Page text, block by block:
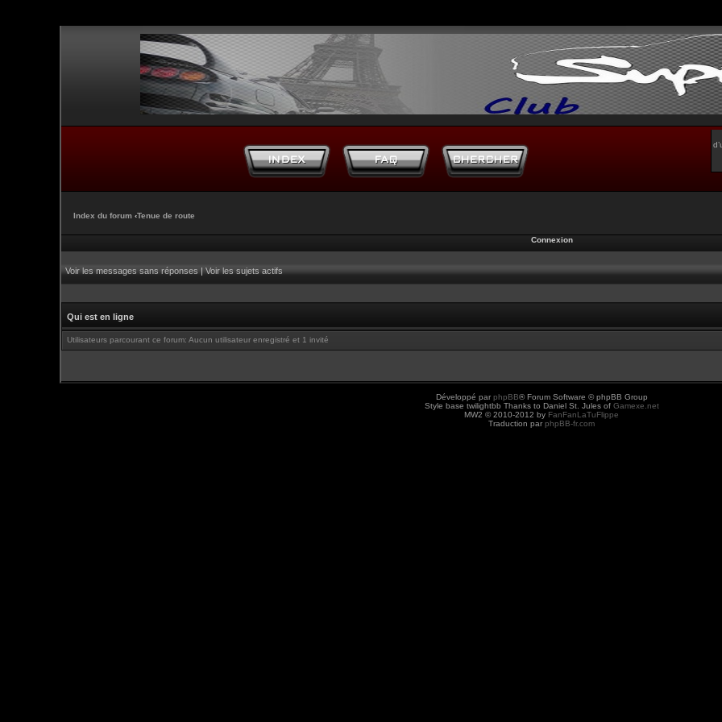
Index du forum ‹Tenue de route
Connexion
Voir les messages sans réponses|Voir les sujets actifs
Qui est en ligne
Utilisateurs parcourant ce forum: Aucun utilisateur enregistré et 1 invité
Développé par phpBB® Forum Software © phpBB Group
Style base twilightbb Thanks to Daniel St. Jules of Gamexe.net
MW2 © 2010-2012 by FanFanLaTuFlippe
Traduction par phpBB-fr.com